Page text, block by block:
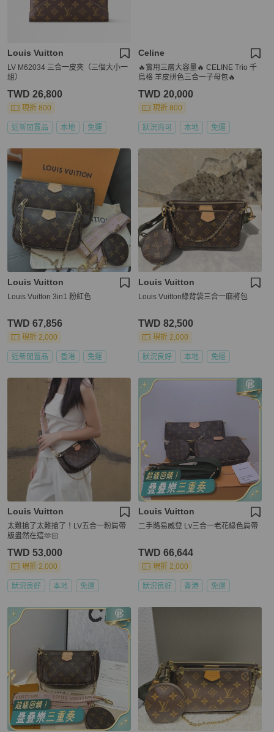
Louis Vuitton
LV M62034 三合一皮夾（三個大小一
組）
TWD 26,800
現折 800
近新閒置品 本地 免運
Celine
🔥實用三層大容量🔥 CELINE Trio 千
鳥格 羊皮拼色三合一子母包🔥
TWD 20,000
現折 800
狀況尚可 本地 免運
Louis Vuitton
Louis Vuitton 3in1 粉紅色
TWD 67,856
現折 2,000
近新閒置品 香港 免運
Louis Vuitton
Louis Vuitton綠背袋三合一麻將包
TWD 82,500
現折 2,000
狀況良好 本地 免運
Louis Vuitton
太難搶了太難搶了！LV五合一粉肩帶
版盡然在這🫶🏻
TWD 53,000
現折 2,000
狀況良好 本地 免運
Louis Vuitton
二手路易威登 Lv三合一老花綠色肩帶
TWD 66,644
現折 2,000
狀況良好 香港 免運